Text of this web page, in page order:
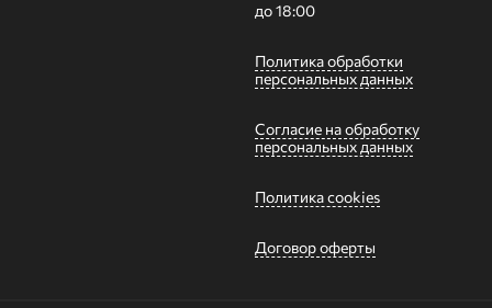
до 18:00
Политика обработки
персональных данных
Согласие на обработку
персональных данных
Политика cookies
Договор оферты